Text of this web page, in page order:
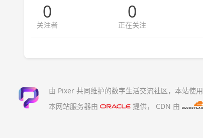
0
关注者
0
正在关注
由 Pixer 共同维护的数字生活交流社区，本站使用
本网站服务器由
提供， CDN 由